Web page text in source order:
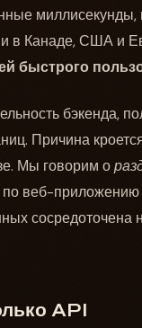
в Канаде, США и
быстрого
бэкенда,
Причина
Мы говорим о
веб-
сосредоточена
API